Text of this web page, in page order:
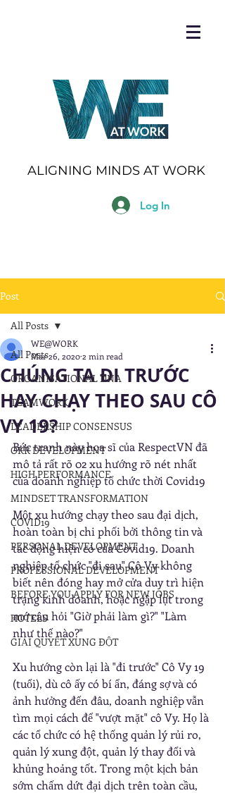
ALIGNING MINDS AT WORK
Log In
Post
All Posts
ORGANISATIONAL DNA
TEAMWORK
LEADERSHIP CONSENSUS
OKR DEVELOPMENT
HIGH PERFORMANCE
MINDSET TRANSFORMATION
COVID19
PERSONAL DEVELOPMENT
PROFESSIONAL DEVELOPMENT
BEFORE YOU APPLY FOR NEW JOBS
HOTELS
GIẢI QUYẾT XUNG ĐỘT
All Posts
CHÚNG TA ĐI TRƯỚC
HAY CHẠY THEO SAU CÔ
VY 19?
WE@WORK
Mar 26, 20202 min read
Bức tranh này họa sĩ của RespectVN đã
mô tả rất rõ 02 xu hướng rõ nét nhất
của doanh nghiệp tổ chức thời Covid19
Một xu hướng chạy theo sau đại dịch,
hoàn toàn bị chi phối bởi thông tin và
tác động hiện có của Covid19. Doanh
nghiệp tổ chức "đi sau" Cô Vy không
biết nên đóng hay mở cửa duy trì hiện
trạng kinh doanh, hoặc ngập lụt trong
mớ câu hỏi "Giờ phải làm gì?" "Làm
như thế nào?"
Xu hướng còn lại là "đi trước" Cô Vy 19
(tuổi), dù cô ấy có bí ẩn, đáng sợ và có
ảnh hưởng đến đâu, doanh nghiệp vẫn
tìm mọi cách để "vượt mặt" cô Vy. Họ là
các tổ chức có hệ thống quản lý rủi ro,
quản lý xung đột, quản lý thay đổi và
khủng hoảng tốt. Trong một kịch bản
sớm chấm dứt đại dịch trên toàn cầu,